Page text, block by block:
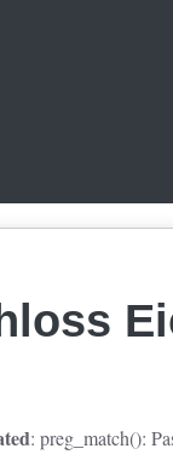
: preg_match():